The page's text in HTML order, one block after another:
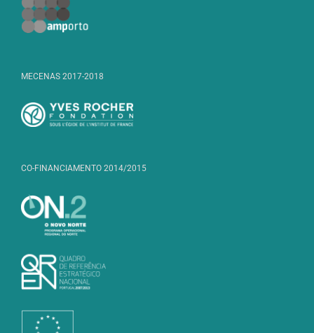
MECENAS 2017-2018
CO-FINANCIAMENTO 2014/2015